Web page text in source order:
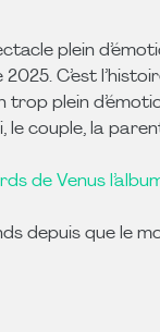
plein
C’est
plein
le couple, la
de Venus
depuis que